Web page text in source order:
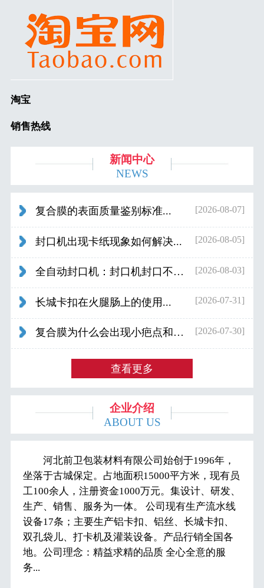
淘宝
销售热线
新闻中心
NEWS
复合膜的表面质量鉴别标准... [2026-08-07]
封口机出现卡纸现象如何解决... [2026-08-05]
全自动封口机：封口机封口不好应检查什... [2026-08-03]
长城卡扣在火腿肠上的使用... [2026-07-31]
复合膜为什么会出现小疤点和波浪纹... [2026-07-30]
查看更多
企业介绍
ABOUT US
河北前卫包装材料有限公司始创于1996年，
坐落于古城保定。占地面积15000平方米，现有员
工100余人，注册资金1000万元。集设计、研发、
生产、销售、服务为一体。 公司现有生产流水线
设备17条；主要生产铝卡扣、铝丝、长城卡扣、
双孔袋儿、打卡机及灌装设备。产品行销全国各
地。公司理念：精益求精的品质 全心全意的服
务...